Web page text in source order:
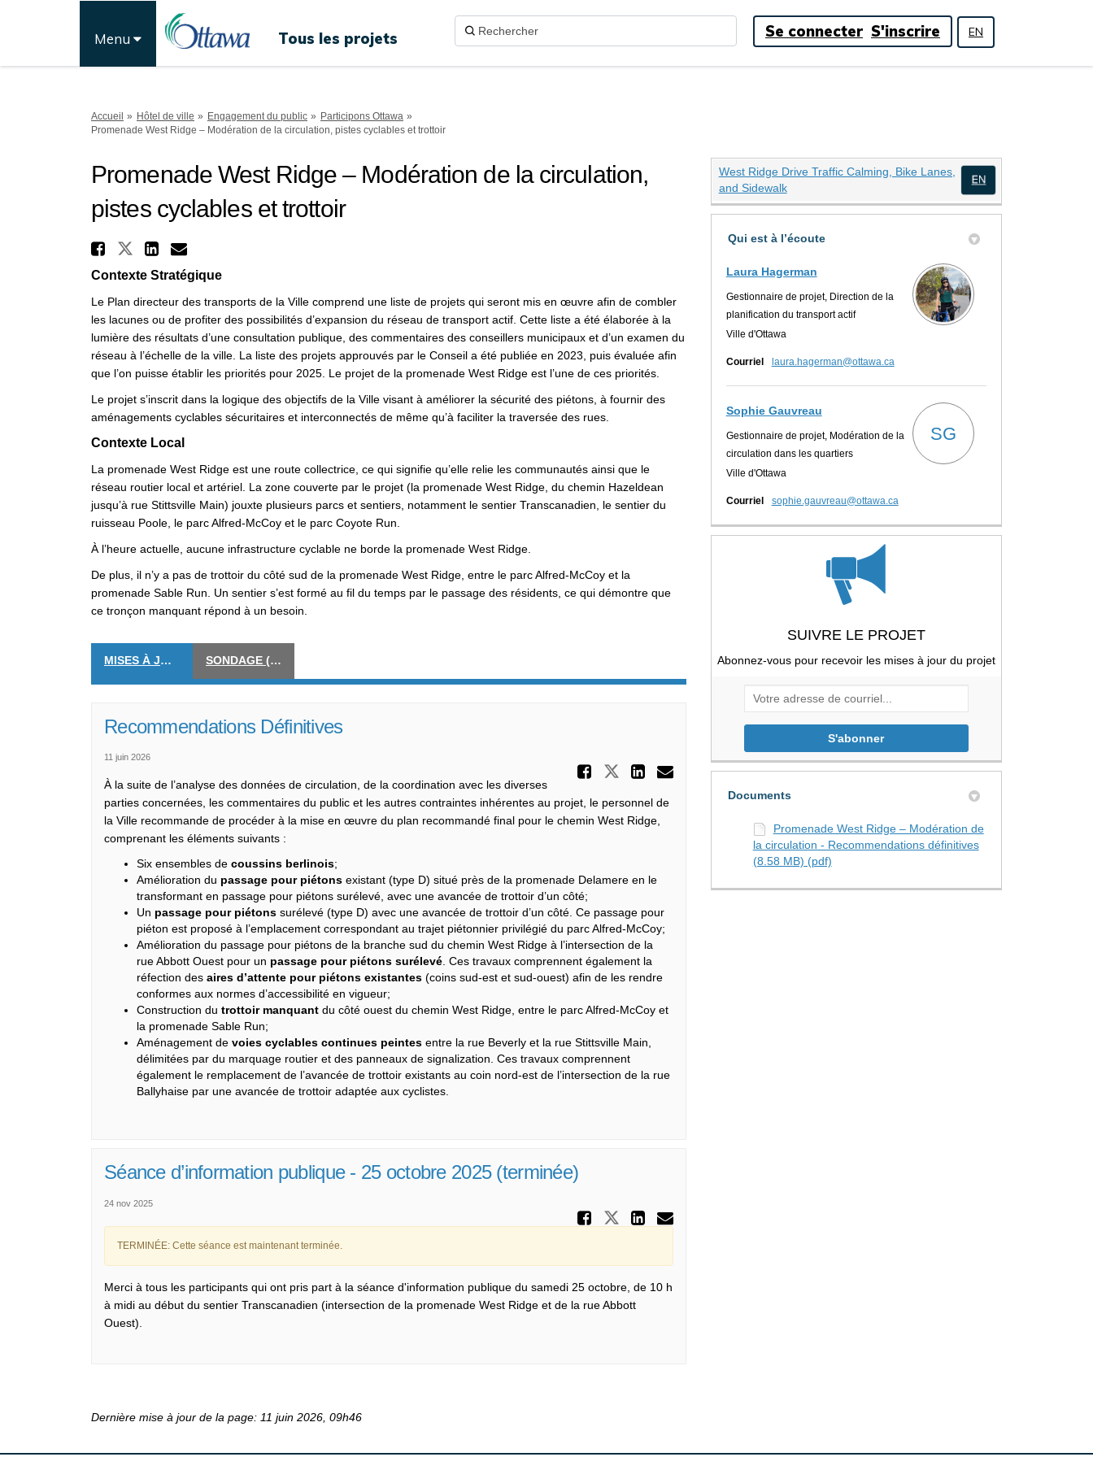
Menu EN
Tous les projets Se connecter S'inscrire
Vous êtes ici:
Accueil Hôtel de ville Engagement du public
Participons Ottawa
Promenade West Ridge – Modération de la circulation, pistes cyclables et trottoir
Promenade West Ridge – Modération de la circulation,
pistes cyclables et trottoir
Partager Promenade West Ridge – Modération de la circulation, pistes cyclables et trottoir
Partager Promenade West Ridge – Modération de la circulation, pistes cyclables et
Partager Promenade West Ridge – Modération de la circulation, pistes cyclables et
Courriel Promenade West Ridge – Modération de la circulation, pistes cyclables et
Contexte Stratégique
Le Plan directeur des transports de la Ville comprend une liste de projets qui seront mis en œuvre afin de combler
les lacunes ou de profiter des possibilités d’expansion du réseau de transport actif. Cette liste a été élaborée à la
lumière des résultats d’une consultation publique, des commentaires des conseillers municipaux et d’un examen du
réseau à l’échelle de la ville. La liste des projets approuvés par le Conseil a été publiée en 2023, puis évaluée afin
que l’on puisse établir les priorités pour 2025. Le projet de la promenade West Ridge est l’une de ces priorités.
Le projet s’inscrit dans la logique des objectifs de la Ville visant à améliorer la sécurité des piétons, à fournir des
aménagements cyclables sécuritaires et interconnectés de même qu’à faciliter la traversée des rues.
Contexte Local
La promenade West Ridge est une route collectrice, ce qui signifie qu’elle relie les communautés ainsi que le
réseau routier local et artériel. La zone couverte par le projet (la promenade West Ridge, du chemin Hazeldean
jusqu’à rue Stittsville Main) jouxte plusieurs parcs et sentiers, notamment le sentier Transcanadien, le sentier du
ruisseau Poole, le parc Alfred-McCoy et le parc Coyote Run.
À l’heure actuelle, aucune infrastructure cyclable ne borde la promenade West Ridge.
De plus, il n’y a pas de trottoir du côté sud de la promenade West Ridge, entre le parc Alfred-McCoy et la
promenade Sable Run. Un sentier s’est formé au fil du temps par le passage des résidents, ce qui démontre que
ce tronçon manquant répond à un besoin.
MISES À JOUR SONDAGE (FERMÉ)
Recommendations Définitives
11 juin 2026
Partager Recommendations Définitives sur
Partager Recommendations Définitives sur
Partager Recommendations Définitives
Courriel Recommendations Définitives
À la suite de l’analyse des données de circulation, de la coordination avec les diverses
parties concernées, les commentaires du public et les autres contraintes inhérentes au projet, le personnel de
la Ville recommande de procéder à la mise en œuvre du plan recommandé final pour le chemin West Ridge,
comprenant les éléments suivants :
Six ensembles de coussins berlinois;
Amélioration du passage pour piétons existant (type D) situé près de la promenade Delamere en le
transformant en passage pour piétons surélevé, avec une avancée de trottoir d’un côté;
Un passage pour piétons surélevé (type D) avec une avancée de trottoir d’un côté. Ce passage pour
piéton est proposé à l’emplacement correspondant au trajet piétonnier privilégié du parc Alfred-McCoy;
Amélioration du passage pour piétons de la branche sud du chemin West Ridge à l’intersection de la
rue Abbott Ouest pour un passage pour piétons surélevé. Ces travaux comprennent également la
réfection des aires d’attente pour piétons existantes (coins sud-est et sud-ouest) afin de les rendre
conformes aux normes d’accessibilité en vigueur;
Construction du trottoir manquant du côté ouest du chemin West Ridge, entre le parc Alfred-McCoy et
la promenade Sable Run;
Aménagement de voies cyclables continues peintes entre la rue Beverly et la rue Stittsville Main,
délimitées par du marquage routier et des panneaux de signalization. Ces travaux comprennent
également le remplacement de l’avancée de trottoir existants au coin nord-est de l’intersection de la rue
Ballyhaise par une avancée de trottoir adaptée aux cyclistes.
Séance d’information publique - 25 octobre 2025 (terminée)
24 nov 2025
Partager Séance d’information publique - 25
Partager Séance d’information publique - 25
Partager Séance d’information publique -
Courriel Séance d’information publique
TERMINÉE: Cette séance est maintenant terminée.
Merci à tous les participants qui ont pris part à la séance d'information publique du samedi 25 octobre, de 10 h
à midi au début du sentier Transcanadien (intersection de la promenade West Ridge et de la rue Abbott
Ouest).
Dernière mise à jour de la page: 11 juin 2026, 09h46
West Ridge Drive Traffic Calming, Bike Lanes,
and Sidewalk(Liens externes)
(Liens externes)
Qui est à l’écoute
Laura Hagerman
Gestionnaire de projet, Direction de la
planification du transport actif
Ville d'Ottawa
Courriel laura.hagerman@ottawa.ca(Liens externes)
Sophie Gauvreau
Gestionnaire de projet, Modération de la
circulation dans les quartiers
Ville d'Ottawa
SG
Courriel sophie.gauvreau@ottawa.ca(Liens externes)
SUIVRE LE PROJET
Abonnez-vous pour recevoir les mises à jour du projet
Votre adresse de courriel...
Documents
Promenade West Ridge – Modération de
la circulation - Recommendations définitives
(8.58 MB) (pdf)